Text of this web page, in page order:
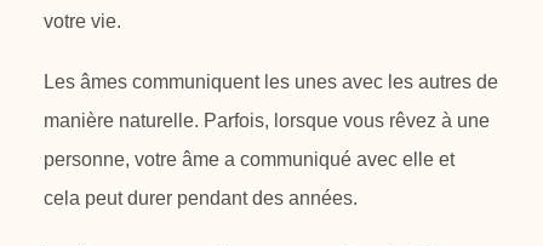
votre vie.
Les âmes communiquent les unes avec les autres de
manière naturelle. Parfois, lorsque vous rêvez à une
personne, votre âme a communiqué avec elle et
cela peut durer pendant des années.